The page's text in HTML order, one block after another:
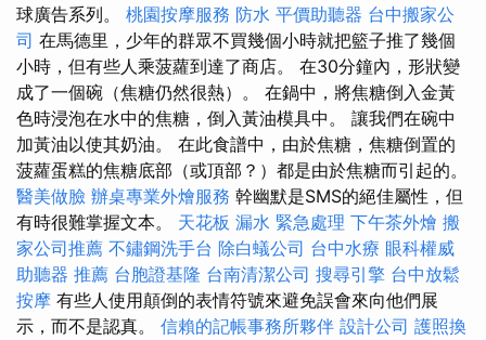
球廣告系列。 桃園按摩服務 防水 平價助聽器 台中搬家公
司 在馬德里，少年的群眾不買幾個小時就把籃子推了幾個
小時，但有些人乘菠蘿到達了商店。 在30分鐘內，形狀變
成了一個碗（焦糖仍然很熱）。 在鍋中，將焦糖倒入金黃
色時浸泡在水中的焦糖，倒入黃油模具中。 讓我們在碗中
加黃油以使其奶油。 在此食譜中，由於焦糖，焦糖倒置的
菠蘿蛋糕的焦糖底部（或頂部？）都是由於焦糖而引起的。
醫美做臉 辦桌專業外燴服務 幹幽默是SMS的絕佳屬性，但
有時很難掌握文本。 天花板 漏水 緊急處理 下午茶外燴 搬
家公司推薦 不鏽鋼洗手台 除白蟻公司 台中水療 眼科權威
助聽器 推薦 台胞證基隆 台南清潔公司 搜尋引擎 台中放鬆
按摩 有些人使用顛倒的表情符號來避免誤會來向他們展
示，而不是認真。 信賴的記帳事務所夥伴 設計公司 護照換